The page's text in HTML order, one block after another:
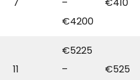
€4200
11
€5225
–
€525